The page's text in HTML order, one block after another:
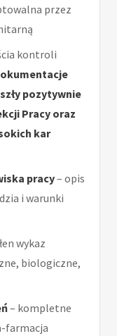
przez
kontroli
pozytywnie
Pracy oraz
kar
pracy– opis
i warunki
wykaz
biologiczne,
– kompletne
farmacja